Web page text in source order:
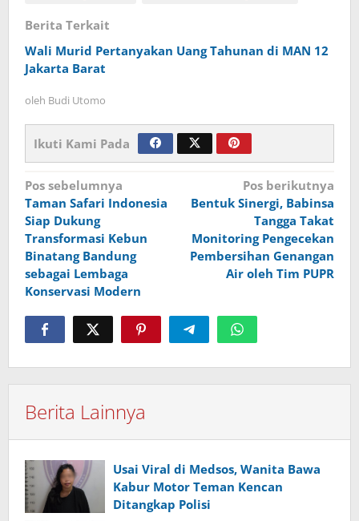
Berita Terkait
Wali Murid Pertanyakan Uang Tahunan di MAN 12
Jakarta Barat
oleh Budi Utomo
Ikuti Kami Pada
Navigasi
pos
Pos sebelumnya
Taman Safari Indonesia
Siap Dukung
Transformasi Kebun
Binatang Bandung
sebagai Lembaga
Konservasi Modern
Pos berikutnya
Bentuk Sinergi, Babinsa
Tangga Takat
Monitoring Pengecekan
Pembersihan Genangan
Air oleh Tim PUPR
Berita Lainnya
Usai Viral di Medsos, Wanita Bawa
Kabur Motor Teman Kencan
Ditangkap Polisi